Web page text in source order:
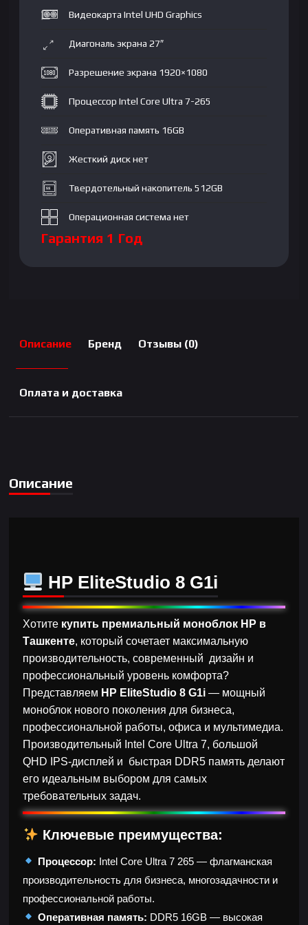
SSD
27"
QHD
Intel
Graphics|
NoOS|
RU|
Silver
Видеокарта Intel UHD Graphics
Диагональ экрана 27″
Разрешение экрана 1920×1080
Процессор Intel Core Ultra 7-265
Оперативная память 16GB
Жесткий диск нет
Твердотельный накопитель 512GB
Операционная система нет
Гарантия 1 Год
Описание Бренд Отзывы (0)
Оплата и доставка
Описание
HP EliteStudio 8 G1i
Хотите купить премиальный моноблок HP в
Ташкенте, который сочетает максимальную
производительность, современный дизайн и
профессиональный уровень комфорта?
Представляем HP EliteStudio 8 G1i — мощный
моноблок нового поколения для бизнеса,
профессиональной работы, офиса и мультимедиа.
Производительный Intel Core Ultra 7, большой
QHD IPS-дисплей и быстрая DDR5 память делают
его идеальным выбором для самых
требовательных задач.
Ключевые преимущества:
Процессор: Intel Core Ultra 7 265 — флагманская
производительность для бизнеса, многозадачности и
профессиональной работы.
Оперативная память: DDR5 16GB — высокая